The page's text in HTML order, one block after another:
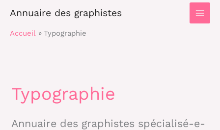
Annuaire des graphistes
Main
Accueil Typographie
Typographie
Annuaire des graphistes spécialisé-e-